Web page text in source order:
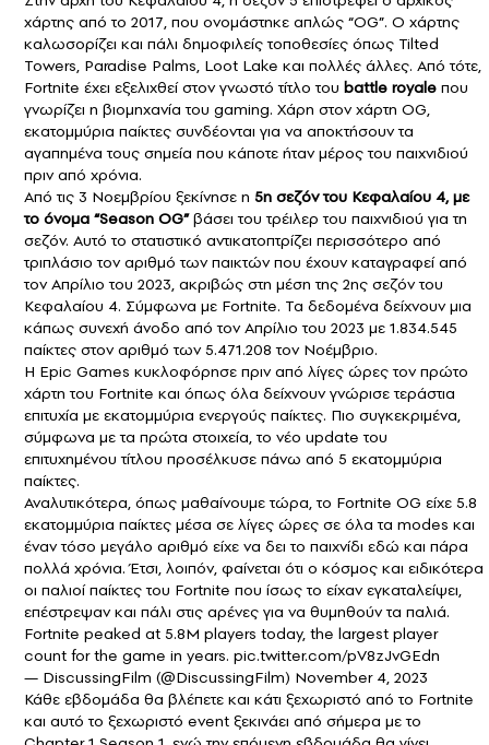
χάρτης από το 2017, που ονομάστηκε απλώς “OG”. Ο χάρτης
καλωσορίζει και πάλι δημοφιλείς τοποθεσίες όπως Tilted
Towers, Paradise Palms, Loot Lake και πολλές άλλες. Από τότε,
Fortnite έχει εξελιχθεί στον γνωστό τίτλο του battle royale που
γνωρίζει η βιομηχανία του gaming. Χάρη στον χάρτη OG,
εκατομμύρια παίκτες συνδέονται για να αποκτήσουν τα
αγαπημένα τους σημεία που κάποτε ήταν μέρος του παιχνιδιού
πριν από χρόνια.
Από τις 3 Νοεμβρίου ξεκίνησε η 5η σεζόν του Κεφαλαίου 4, με
το όνομα “Season OG”βάσει του τρέιλερ του παιχνιδιού για τη
σεζόν. Αυτό το στατιστικό αντικατοπτρίζει περισσότερο από
τριπλάσιο τον αριθμό των παικτών που έχουν καταγραφεί από
τον Απρίλιο του 2023, ακριβώς στη μέση της 2ης σεζόν του
Κεφαλαίου 4. Σύμφωνα με Fortnite. Τα δεδομένα δείχνουν μια
κάπως συνεχή άνοδο από τον Απρίλιο του 2023 με 1.834.545
παίκτες στον αριθμό των 5.471.208 τον Νοέμβριο.
Η Epic Games κυκλοφόρησε πριν από λίγες ώρες τον πρώτο
χάρτη του Fortnite και όπως όλα δείχνουν γνώρισε τεράστια
επιτυχία με εκατομμύρια ενεργούς παίκτες. Πιο συγκεκριμένα,
σύμφωνα με τα πρώτα στοιχεία, το νέο update του
επιτυχημένου τίτλου προσέλκυσε πάνω από 5 εκατομμύρια
παίκτες.
Αναλυτικότερα, όπως μαθαίνουμε τώρα, το Fortnite OG είχε 5.8
εκατομμύρια παίκτες μέσα σε λίγες ώρες σε όλα τα modes και
έναν τόσο μεγάλο αριθμό είχε να δει το παιχνίδι εδώ και πάρα
πολλά χρόνια. Έτσι, λοιπόν, φαίνεται ότι ο κόσμος και ειδικότερα
οι παλιοί παίκτες του Fortnite που ίσως το είχαν εγκαταλείψει,
επέστρεψαν και πάλι στις αρένες για να θυμηθούν τα παλιά.
Fortnite peaked at 5.8M players today, the largest player
count for the game in years. pic.twitter.com/pV8zJvGEdn
— DiscussingFilm (@DiscussingFilm) November 4, 2023
Κάθε εβδομάδα θα βλέπετε και κάτι ξεχωριστό από το Fortnite
και αυτό το ξεχωριστό event ξεκινάει από σήμερα με το